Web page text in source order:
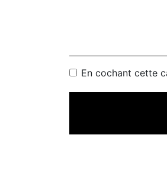
En cochant cette